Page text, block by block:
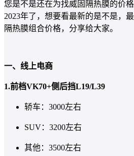
您是不是还在为找威固隔热膜的价
2023年了，想要看最新的是不是，
隔热膜组合价格，分享给大家。
一、线上电商
1.前档VK70+侧后挡L19/L39
轿车：3000左右
SUV：3200左右
其他：3500左右